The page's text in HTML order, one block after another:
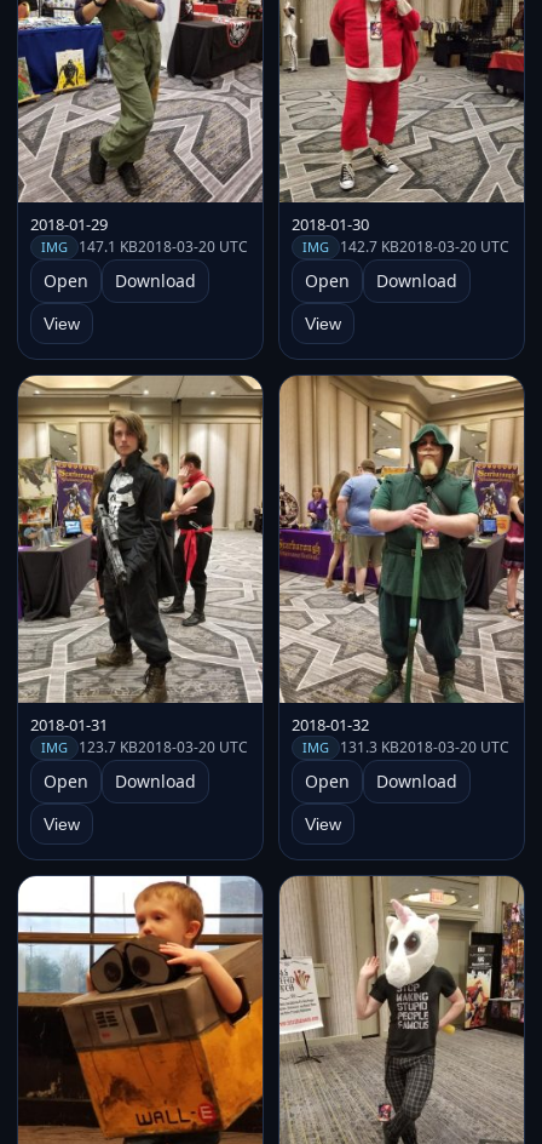
2018-01-29
IMG 147.1 KB2018-03-20 UTC
Open Download
View
2018-01-30
IMG 142.7 KB2018-03-20 UTC
Open Download
View
2018-01-31
IMG 123.7 KB2018-03-20 UTC
Open Download
View
2018-01-32
IMG 131.3 KB2018-03-20 UTC
Open Download
View